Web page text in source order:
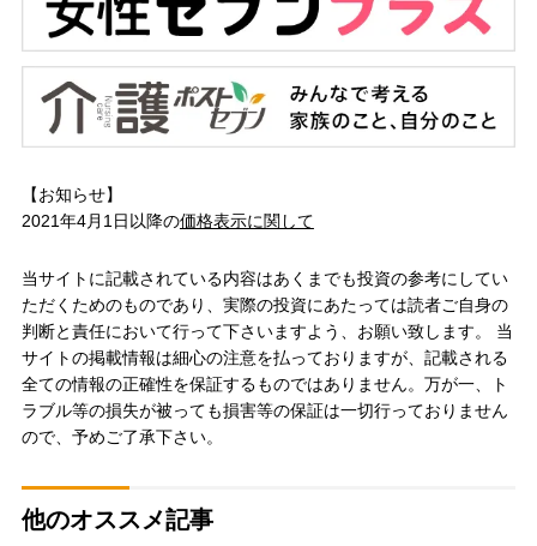
【お知らせ】
2021年4月1日以降の価格表示に関して
当サイトに記載されている内容はあくまでも投資の参考にしてい
ただくためのものであり、実際の投資にあたっては読者ご自身の
判断と責任において行って下さいますよう、お願い致します。 当
サイトの掲載情報は細心の注意を払っておりますが、記載される
全ての情報の正確性を保証するものではありません。万が一、ト
ラブル等の損失が被っても損害等の保証は一切行っておりません
ので、予めご了承下さい。
他のオススメ記事